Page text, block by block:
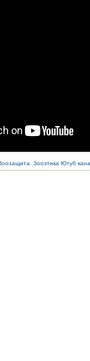
,Зооэтика Ютуб